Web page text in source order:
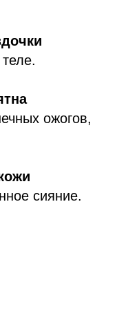
ожогов,
сияние.